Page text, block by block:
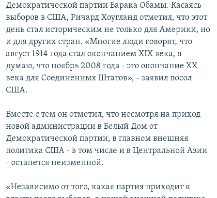
Демократической партии Барака Обамы. Касаясь
выборов в США, Ричард Хоугланд отметил, что этот
день стал историческим не только для Америки, но
и для других стран. «Многие люди говорят, что
август 1914 года стал окончанием XIX века, я
думаю, что ноябрь 2008 года - это окончание XX
века для Соединенных Штатов», - заявил посол
США.
Вместе с тем он отметил, что несмотря на приход
новой администрации в Белый Дом от
Демократической партии, в главном внешняя
политика США - в том числе и в Центральной Азии
- останется неизменной.
«Независимо от того, какая партия приходит к